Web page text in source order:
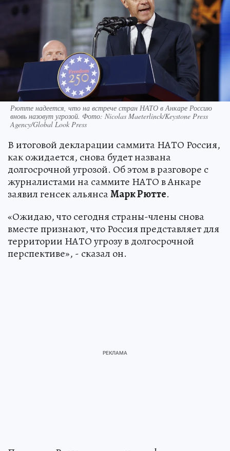
Рютте надеется, что на встрече стран НАТО в Анкаре Россию
вновь назовут угрозой. Фото: Nicolas Maeterlinck/Keystone Press
Agency/Global Look Press
В итоговой декларации саммита НАТО Россия,
как ожидается, снова будет названа
долгосрочной угрозой. Об этом в разговоре с
журналистами на саммите НАТО в Анкаре
заявил генсек альянсаМарк Рютте.
«Ожидаю, что сегодня страны-члены снова
вместе признают, что Россия представляет для
территории НАТО угрозу в долгосрочной
перспективе», - сказал он.